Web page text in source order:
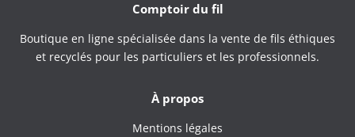
Comptoir du fil
Boutique en ligne spécialisée dans la vente de fils éthiques
et recyclés pour les particuliers et les professionnels.
À propos
Mentions légales